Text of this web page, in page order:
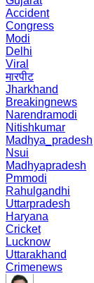
Accident
Congress
Modi
Delhi
Viral
मारपीट
Jharkhand
Breakingnews
Narendramodi
Nitishkumar
Madhya_pradesh
Nsui
Madhyapradesh
Pmmodi
Rahulgandhi
Uttarpradesh
Haryana
Cricket
Lucknow
Uttarakhand
Crimenews